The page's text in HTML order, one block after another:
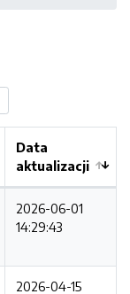
Data
aktualizacji
2026-06-01
14:29:43
2026-04-15